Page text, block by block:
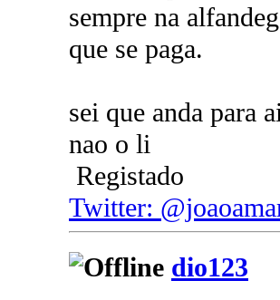
sempre na
que se paga.
sei que anda para
nao o li
Registado
Twitter:
dio123